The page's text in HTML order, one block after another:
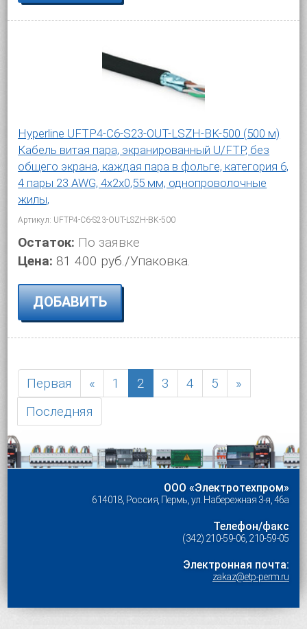
Hyperline UFTP4-C6-S23-OUT-LSZH-BK-500 (500 м)
Кабель витая пара, экранированный U/FTP, без
общего экрана, каждая пара в фольге, категория 6,
4 пары 23 AWG, 4х2х0,55 мм, однопроволочные
жилы,
Артикул: UFTP4-C6-S23-OUT-LSZH-BK-500
Остаток: По заявке
Цена: 81 400 руб./Упаковка.
ДОБАВИТЬ
Первая « 1 2 3 4 5
»
Последняя
ООО «Электротехпром»
614018, Россия, Пермь, ул. Набережная 3-я, 46а
Телефон/факс
(342) 210-59-06, 210-59-05
Электронная почта:
zakaz@etp-perm.ru